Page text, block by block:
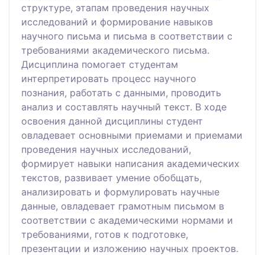
структуре, этапам проведения научных
исследований и формирование навыков
научного письма и письма в соответствии с
требованиями академического письма.
Дисциплина помогает студентам
интерпретировать процесс научного
познания, работать с данными, проводить
анализ и составлять научный текст. В ходе
освоения данной дисциплины студент
овладевает основными приемами и приемами
проведения научных исследований,
формирует навыки написания академических
текстов, развивает умение обобщать,
анализировать и формулировать научные
данные, овладевает грамотным письмом в
соответствии с академическими нормами и
требованиями, готов к подготовке,
презентации и изложению научных проектов.